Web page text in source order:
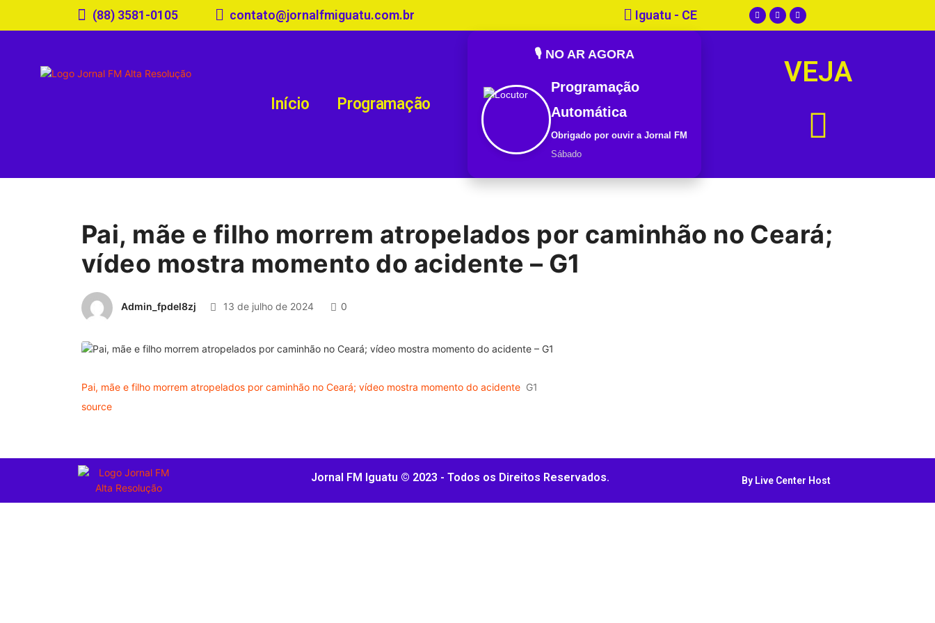
(88) 3581-0105 contato@jornalfmiguatu.com.br Iguatu - CE
Início Programação
🎙️ NO AR AGORA
Programação
Automática
Obrigado por ouvir a Jornal FM
Sábado
VEJA
Pai, mãe e filho morrem atropelados por caminhão no Ceará;
vídeo mostra momento do acidente – G1
Admin_fpdel8zj 13 de julho de 2024 0
Pai, mãe e filho morrem atropelados por caminhão no Ceará; vídeo mostra momento do acidente G1
source
Jornal FM Iguatu © 2023 - Todos os Direitos Reservados. By Live Center Host